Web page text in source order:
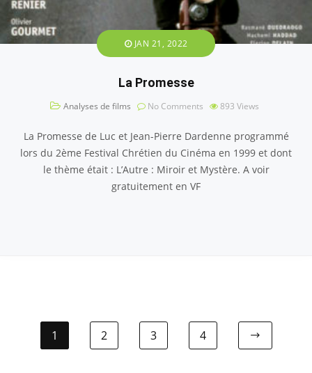
JAN 21, 2022
La Promesse
Analyses de films No Comments 893 Views
La Promesse de Luc et Jean-Pierre Dardenne programmé
lors du 2ème Festival Chrétien du Cinéma en 1999 et dont
le thème était : L’Autre : Miroir et Mystère. A voir
gratuitement en VF
1 2 3 4